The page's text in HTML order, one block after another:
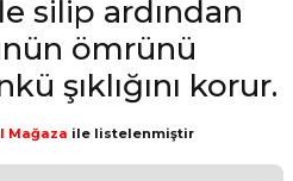
silip ardından
ömrünü
şıklığını korur.
Mağaza ile listelenmiştir